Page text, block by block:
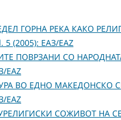
ГОРНА РЕКА КАКО
(2005): ЕАЗ/EAZ
ПОВРЗАНИ СО
EAZ
ВО ЕДНО МАКЕДОНСКО
EAZ
СОЖИВОТ НА